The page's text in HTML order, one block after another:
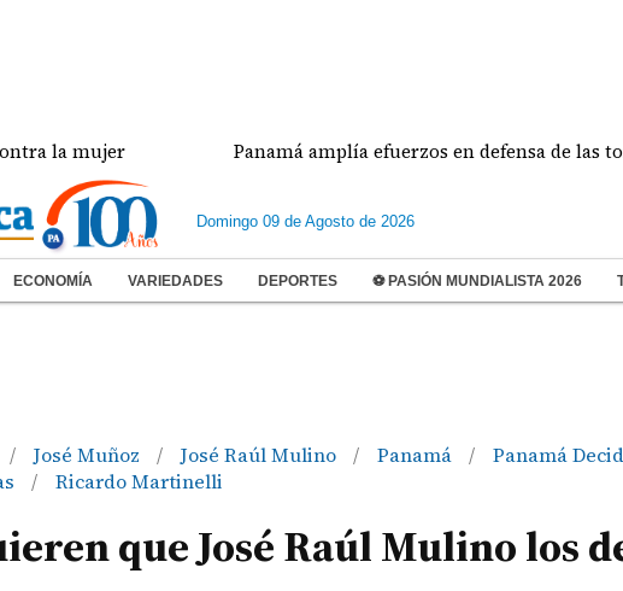
mujer Panamá amplía efuerzos en defensa de las
Domingo 09 de Agosto de 2026
ECONOMÍA VARIEDADES DEPORTES ⚽ PASIÓN MUNDIALISTA 2026
/ José Muñoz / José Raúl Mulino / Panamá / Panamá
/ Ricardo Martinelli
que José Raúl Mulino los